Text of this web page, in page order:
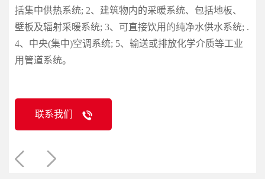
括集中供热系统; 2、建筑物内的采暖系统、包括地板、
壁板及辐射采暖系统; 3、可直接饮用的纯净水供水系统; .
4、中央(集中)空调系统; 5、输送或排放化学介质等工业
用管道系统。
联系我们